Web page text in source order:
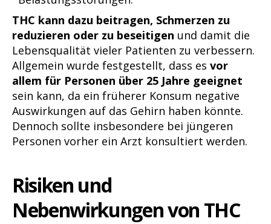
THC kann dazu beitragen, Schmerzen zu
reduzieren oder zu beseitigen und damit die
Lebensqualität vieler Patienten zu verbessern.
Allgemein wurde festgestellt, dass es vor
allem für Personen über 25 Jahre geeignet
sein kann, da ein früherer Konsum negative
Auswirkungen auf das Gehirn haben könnte.
Dennoch sollte insbesondere bei jüngeren
Personen vorher ein Arzt konsultiert werden.
Risiken und
Nebenwirkungen von THC